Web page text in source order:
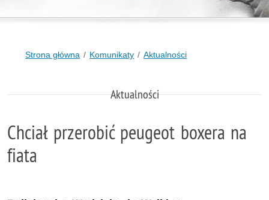
Strona główna Komunikaty Aktualności
Aktualności
Chciał przerobić peugeot boxera na
fiata